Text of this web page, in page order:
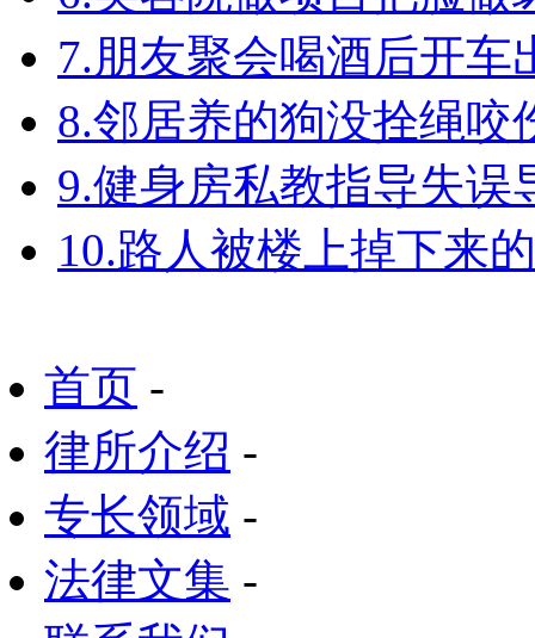
7.朋友聚会喝酒后开
8.邻居养的狗没拴绳
9.健身房私教指导失
10.路人被楼上掉下来
首页 -
律所介绍 -
专长领域 -
法律文集 -